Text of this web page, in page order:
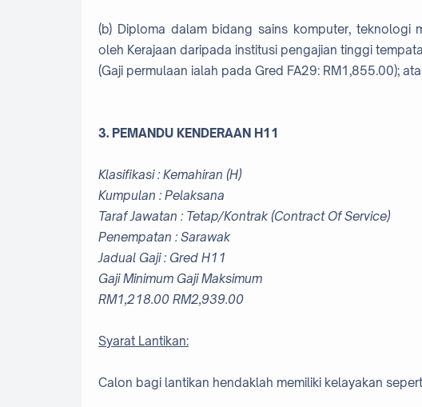
(b) Diploma dalam bidang sains komputer, teknologi
oleh Kerajaan daripada institusi pengajian tinggi
(Gaji permulaan ialah pada Gred FA29: RM1,855.00);
3. PEMANDU KENDERAAN H11
Klasifikasi : Kemahiran (H)
Kumpulan : Pelaksana
Taraf Jawatan : Tetap/Kontrak (Contract Of Service)
Penempatan : Sarawak
Jadual Gaji : Gred H11
Gaji Minimum Gaji Maksimum
RM1,218.00 RM2,939.00
Syarat Lantikan:
Calon bagi lantikan hendaklah memiliki kelayakan